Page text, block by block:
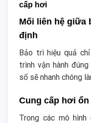
cấp hơi
Mối liên hệ giữa
định
Bảo trì hiệu quả
trình vận hành
số sẽ nhanh chóng
Cung cấp hơi
Trong các mô